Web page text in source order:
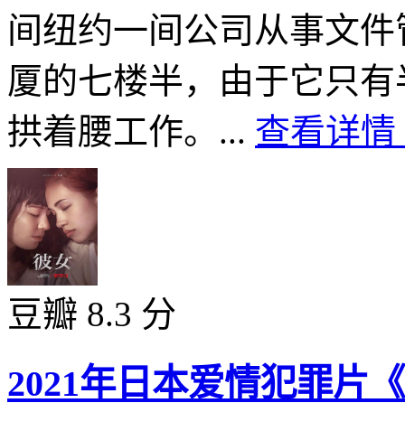
间纽约一间公司从事文
厦的七楼半，由于它只
拱着腰工作。... 查看详情
豆瓣 8.3 分
2021年日本爱情犯罪片